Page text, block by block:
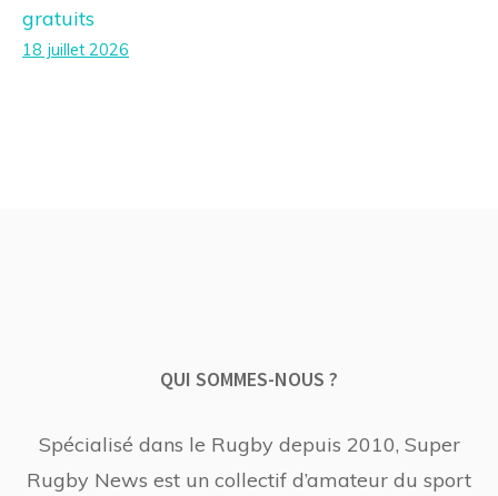
gratuits
18 juillet 2026
QUI SOMMES-NOUS ?
Spécialisé dans le Rugby depuis 2010, Super
Rugby News est un collectif d’amateur du sport